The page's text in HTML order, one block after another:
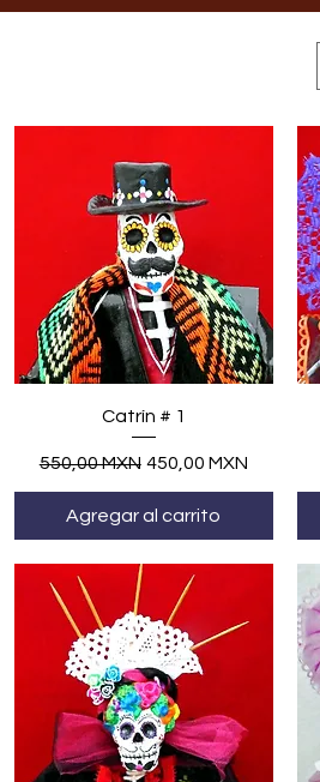
Vista rápida
Catrín # 1
Precio
550,00 MXN Precio de oferta
450,00 MXN
Agregar al carrito